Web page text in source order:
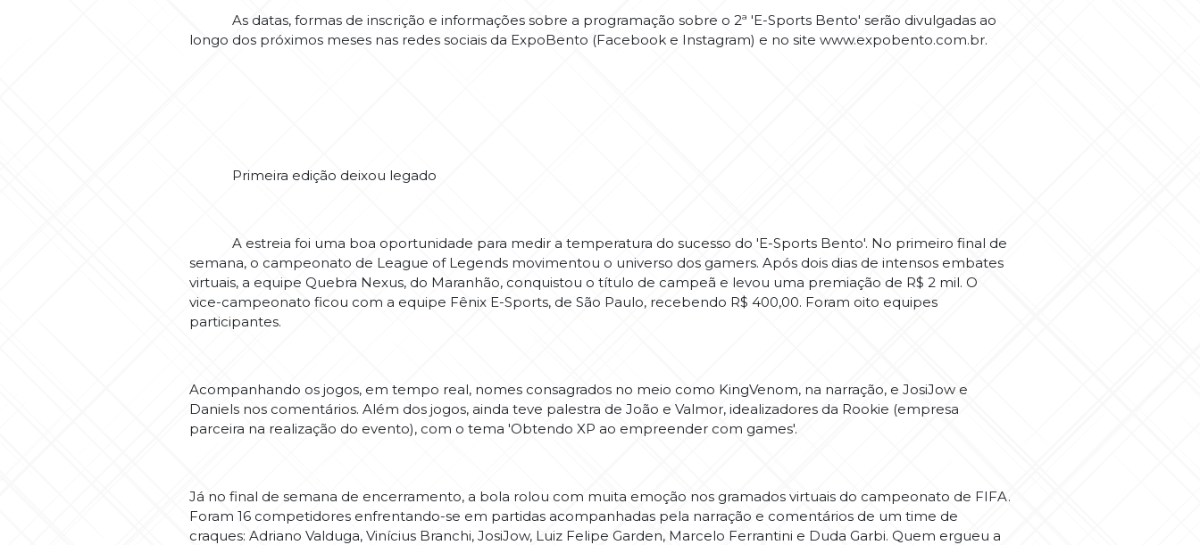
As datas, formas de inscrição e informações sobre a programação sobre o 2ª 'E-Sports Bento' serão divulgadas ao
longo dos próximos meses nas redes sociais da ExpoBento (Facebook e Instagram) e no site www.expobento.com.br.
Primeira edição deixou legado
A estreia foi uma boa oportunidade para medir a temperatura do sucesso do 'E-Sports Bento'. No primeiro final de
semana, o campeonato de League of Legends movimentou o universo dos gamers. Após dois dias de intensos embates
virtuais, a equipe Quebra Nexus, do Maranhão, conquistou o título de campeã e levou uma premiação de R$ 2 mil. O
vice-campeonato ficou com a equipe Fênix E-Sports, de São Paulo, recebendo R$ 400,00. Foram oito equipes
participantes.
Acompanhando os jogos, em tempo real, nomes consagrados no meio como KingVenom, na narração, e JosiJow e
Daniels nos comentários. Além dos jogos, ainda teve palestra de João e Valmor, idealizadores da Rookie (empresa
parceira na realização do evento), com o tema 'Obtendo XP ao empreender com games'.
Já no final de semana de encerramento, a bola rolou com muita emoção nos gramados virtuais do campeonato de FIFA.
Foram 16 competidores enfrentando-se em partidas acompanhadas pela narração e comentários de um time de
craques: Adriano Valduga, Vinícius Branchi, JosiJow, Luiz Felipe Garden, Marcelo Ferrantini e Duda Garbi. Quem ergueu a